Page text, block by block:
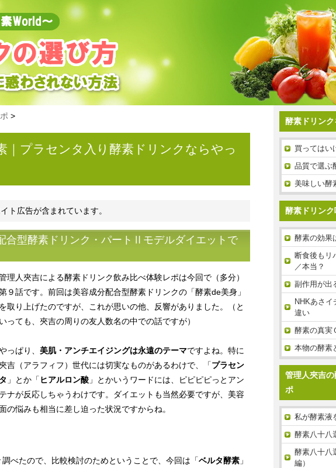
>
｜プラセンタ入り酵素ドリンクならやっ
ト広告が含まれています。
合型酵素ドリンク・パートⅡモデルダイエットで
理人夾吉による酵素ドリンク飲み比べ体験レポは今回で（多分）
９話です。前回は美容成分配合型酵素ドリンクの「酵素de美身」
を取り上げたのですが、これが思いの他、反響がありました。（と
いっても、夾吉の周りの友人数名の中での話ですが）
っぱり、 美肌・アンチエイジングは永遠のテーマですよね。特に
吉（アラフィフ）世代には切実なものがあるわけで、「プラセン
タ 」とか「 ヒアルロン酸 」とかいうワードには、ピピピピっとアン
テナが反応しちゃうわけです。ダイエットも当然必要ですが、美容
の悩みも相当に差し迫った状況ですからね。
べたので、比較検討のためということで、今回は「ベルタ酵素 」
酵素ドリン
買ってはい
品質で選ぶ
美味しい酵
酵素ドリンク
酵素の効果
断食後もリ
／本当？
副作用が出
NHKあさイ
違い
酵素の真実
本物の酵素
管理人夾吉
ポ
私が酵素液
酵素八十八
酵素八十八
編）